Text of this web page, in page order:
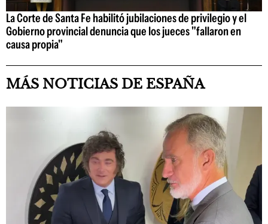
La Corte de Santa Fe habilitó jubilaciones de privilegio y el
Gobierno provincial denuncia que los jueces "fallaron en
causa propia"
MÁS NOTICIAS DE ESPAÑA